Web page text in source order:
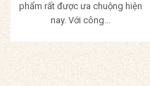
phẩm rất được ưa chuộng hiện
nay. Với công...
Mua Hàng